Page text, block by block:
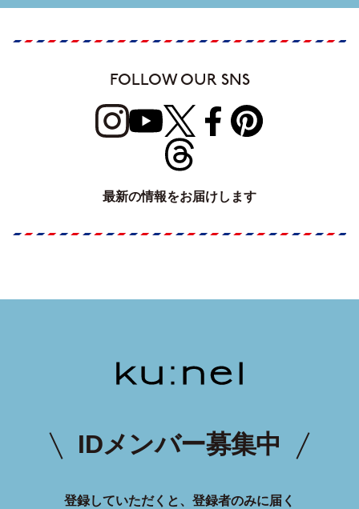
FOLLOW OUR SNS
最新の情報をお届けします
IDメンバー募集中
登録していただくと、登録者のみに届く